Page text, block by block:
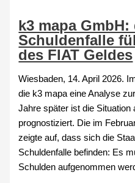
k3 mapa GmbH:
Schuldenfalle
des FIAT Geldes
Wiesbaden, 14. April 2026.
die k3 mapa eine Analyse
Jahre später ist die Situation
prognostiziert. Die im
zeigte auf, dass sich die
Schuldenfalle befinden: Es
Schulden aufgenommen